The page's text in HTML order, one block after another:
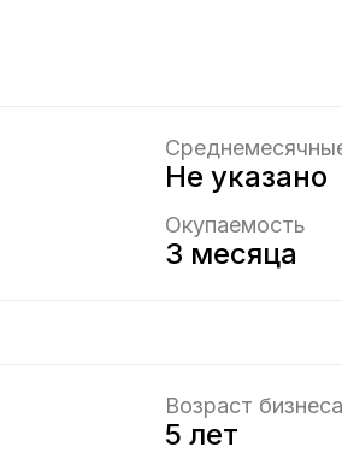
Не указано
Окупаемость
3 месяца
Возраст бизнеса
5 лет